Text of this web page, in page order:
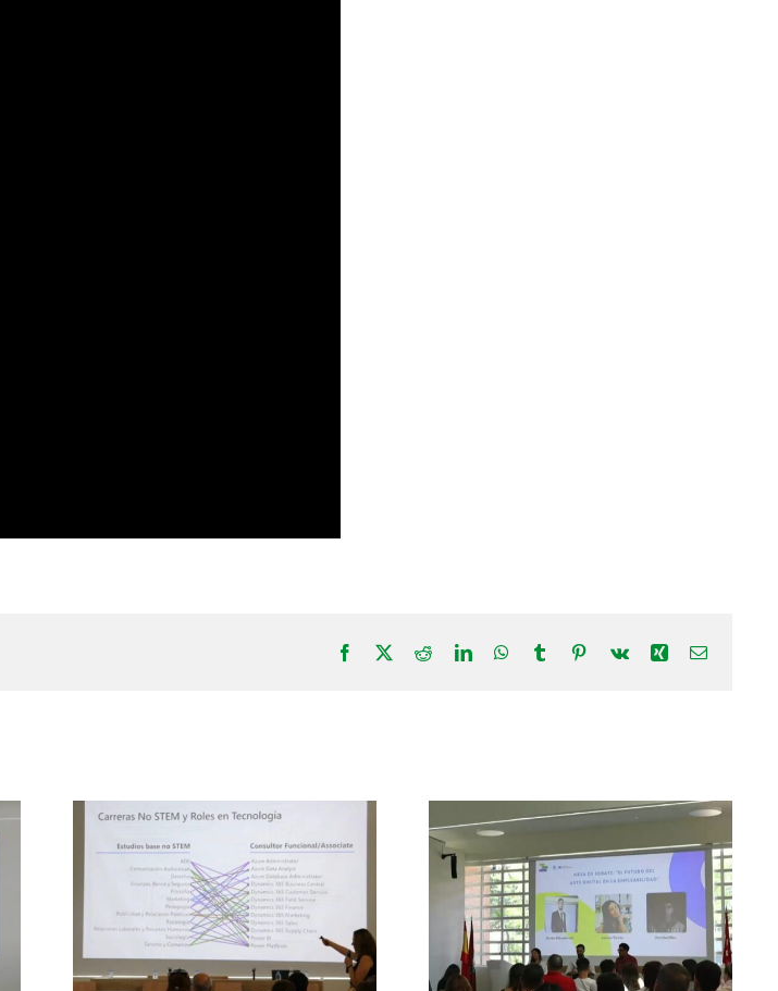
Facebook RedditLinkedInWhatsApp
Tumblr Pinterest
Vk XingCorreo
Adéntrate en el mundo de
la IA con Microsoft y
comienza tu camino hacia
una mejor empleabilidad
Del arte digital al empleo:
Creatividad con futuro